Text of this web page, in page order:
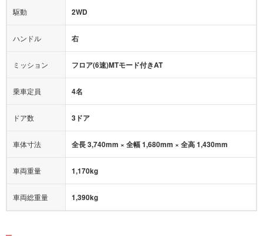
アダプティブクルーズコントロール
ヒルディセントコントロール
オートマチックハイビーム
駆動 2WD
ハンドル 右
ミッション フロア(6速)MTモード付きAT
乗車定員 4名
ドア数 3ドア
車体寸法 全長 3,740mm × 全幅 1,680mm × 全高 1,430mm
車両重量 1,170kg
車両総重量 1,390kg